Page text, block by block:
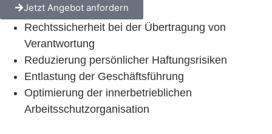
Jetzt Angebot anfordern
Rechtssicherheit bei der Übertragung von
Verantwortung
Reduzierung persönlicher Haftungsrisiken
Entlastung der Geschäftsführung
Optimierung der innerbetrieblichen
Arbeitsschutzorganisation